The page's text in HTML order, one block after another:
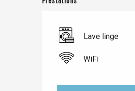
Lave linge
WiFi